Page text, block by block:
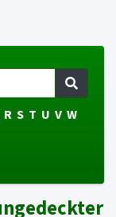
R S T U V W